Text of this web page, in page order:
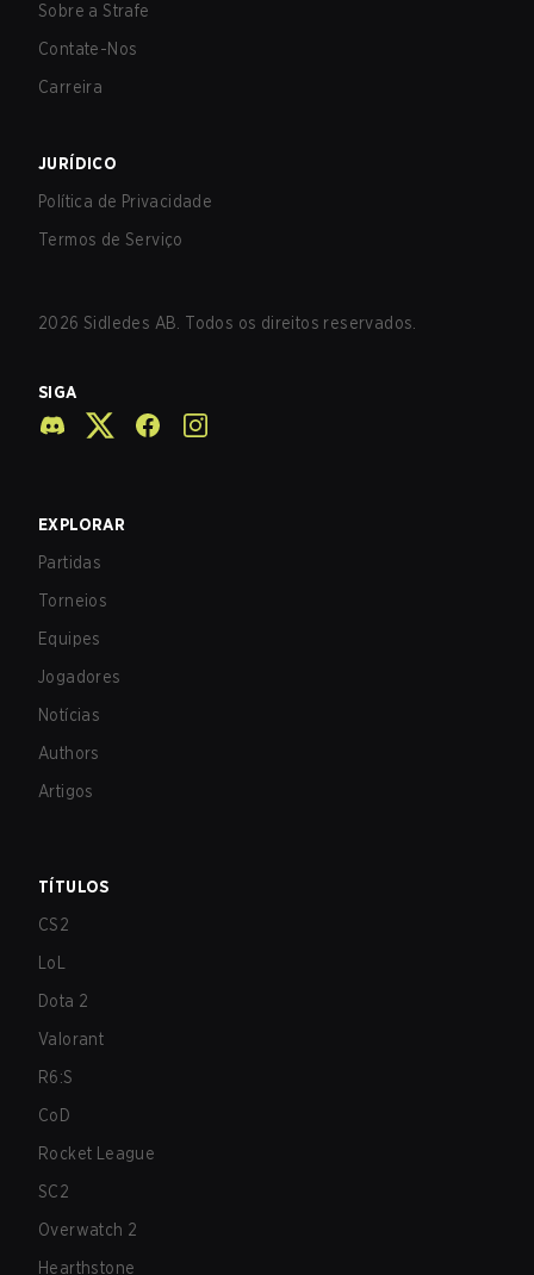
Sobre a Strafe
Contate-Nos
Carreira
JURÍDICO
Política de Privacidade
Termos de Serviço
2026 Sidledes AB. Todos os direitos reservados.
SIGA
EXPLORAR
Partidas
Torneios
Equipes
Jogadores
Notícias
Authors
Artigos
TÍTULOS
CS2
LoL
Dota 2
Valorant
R6:S
CoD
Rocket League
SC2
Overwatch 2
Hearthstone